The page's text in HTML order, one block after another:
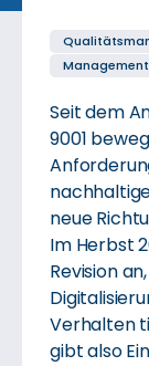
Seit dem
9001
neue
Im Herbst
Revision
Verhalten
gibt also